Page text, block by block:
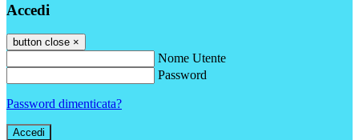
Accedi
button close ×
Nome Utente
Password
Password dimenticata?